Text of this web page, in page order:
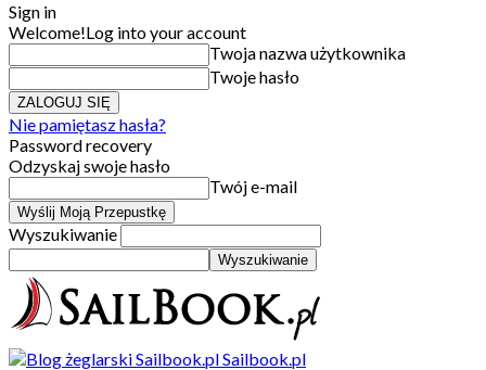
Sign in
Welcome!Log into your account
Twoja nazwa użytkownika
Twoje hasło
Nie pamiętasz hasła?
Password recovery
Odzyskaj swoje hasło
Twój e-mail
Wyszukiwanie
Sailbook.pl